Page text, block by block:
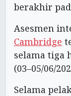
berakhir
Asesmen
Cambridge
selama tiga
(03–05/06/
Selama